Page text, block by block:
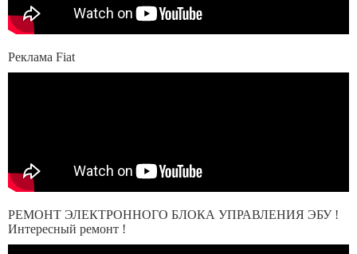
Реклама Fiat
РЕМОНТ ЭЛЕКТРОННОГО БЛОКА УПРАВЛЕНИЯ ЭБУ !
Интересный ремонт !